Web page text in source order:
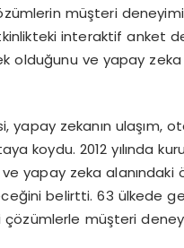
müşteri
interaktif anket
ve yapay zeka
yapay zekanın ulaşım,
koydu. 2012 yılında
yapay zeka alanındaki
belirtti. 63 ülkede
müşteri